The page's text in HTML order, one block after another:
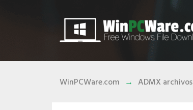
WinPCWare.com ADMX archivos